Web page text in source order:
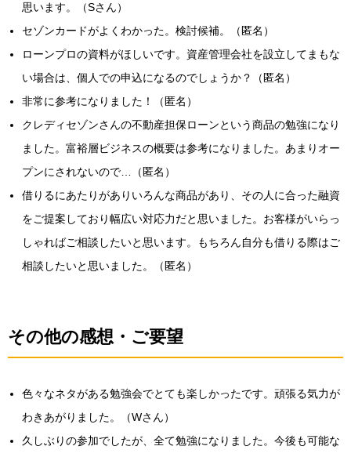
思います。（Sさん）
セゾンカードがよくわかった。検討候補。（匿名）
ローンプロの資料がほしいです。資産管理会社を設立してまもな
い場合は、個人での申込になるのでしょうか？（匿名）
非常に参考になりました！（匿名）
クレディセゾンさんの不動産担保ローンという商品の勉強になり
ました。富裕層ビジネスの概要は参考になりました。あまりオー
プンにされないので…（匿名）
借りるにあたりがありいろんな商品があり、その人に合った融資
をご提案しており幅広い対応力だと思いました。お客様がいらっ
しゃればご相談したいと思います。もちろん自分も借りる際はご
相談したいと思いました。（匿名）
その他の感想・ご要望
色々なネタがある勉強会でとても楽しかったです。頑張る気力が
わきあがりました。（Wさん）
久しぶりの参加でしたが、全て勉強になりました。今後も可能な